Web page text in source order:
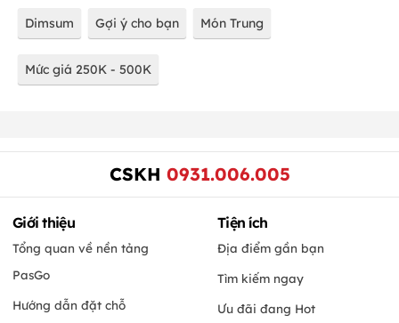
Dimsum Gợi ý cho bạn Món Trung
Mức giá 250K - 500K
CSKH 0931.006.005
Giới thiệu
Tổng quan về nền tảng
PasGo
Hướng dẫn đặt chỗ
Tiện ích
Địa điểm gần bạn
Tìm kiếm ngay
Ưu đãi đang Hot